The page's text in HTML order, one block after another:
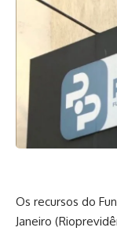
Os recursos do
Janeiro